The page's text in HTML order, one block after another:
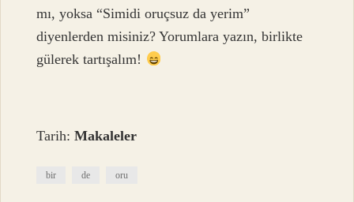
mı, yoksa “Simidi oruçsuz da yerim”
diyenlerden misiniz? Yorumlara yazın, birlikte
gülerek tartışalım!
Tarih:Makaleler
bir de oru